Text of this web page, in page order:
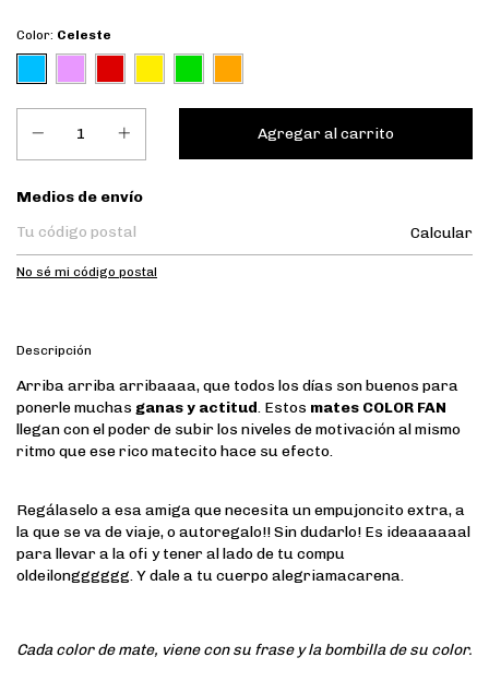
Color: Celeste
Entregas para el CP:
Medios de envío
Calcular
No sé mi código postal
Descripción
Arriba arriba arribaaaa, que todos los días son buenos para
ponerle muchas ganas y actitud. Estos mates COLOR FAN
llegan con el poder de subir los niveles de motivación al mismo
ritmo que ese rico matecito hace su efecto.
Regálaselo a esa amiga que necesita un empujoncito extra, a
la que se va de viaje, o autoregalo!! Sin dudarlo! Es ideaaaaaal
para llevar a la ofi y tener al lado de tu compu
oldeilongggggg. Y dale a tu cuerpo alegriamacarena.
Cada color de mate, viene con su frase y la bombilla de su color.